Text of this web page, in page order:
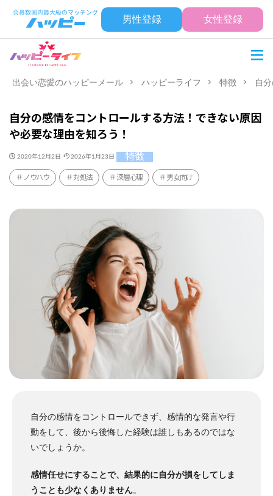
男性登録 女性登録
出会い恋愛のハッピーメール ハッピーライフ 特徴 自
自分の感情をコントロールする方法！できない原因
や必要な理由を知ろう！
2020年12月2日 2026年1月23日 特徴
ノウハウ 対処法 深層心理 男女向け
自分の感情をコントロールできず、感情的な発言や行
動をして、後から後悔した経験は誰しもあるのではな
いでしょうか。
感情任せにすることで、結果的に自分が損をしてしま
うことも少なくありません。